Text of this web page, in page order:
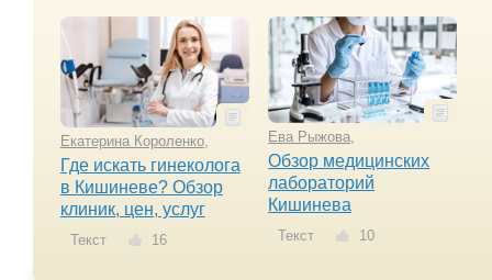
Екатерина Короленко,
Где искать гинеколога
в Кишиневе? Обзор
клиник, цен, услуг
Текст 16
Ева Рыжова,
Обзор медицинских
лабораторий
Кишинева
Текст 10